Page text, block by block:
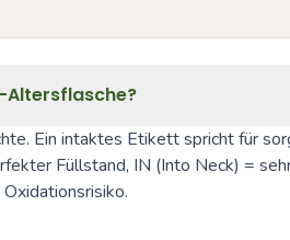
Altersflasche?
Ein intaktes Etikett spricht für
Füllstand, IN (Into Neck) =